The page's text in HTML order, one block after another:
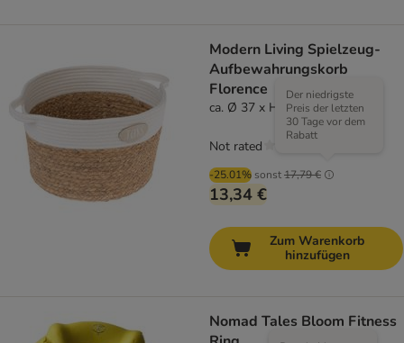
Modern Living Spielzeug-
Aufbewahrungskorb
Florence
ca. Ø 37 x H 23 cm
-25.01% sonst17,79 €
Der niedrigste
Preis der letzten
30 Tage vor dem
Rabatt
13,34 €
Not rated
Zum Warenkorb
hinzufügen
Nomad Tales Bloom Fitness